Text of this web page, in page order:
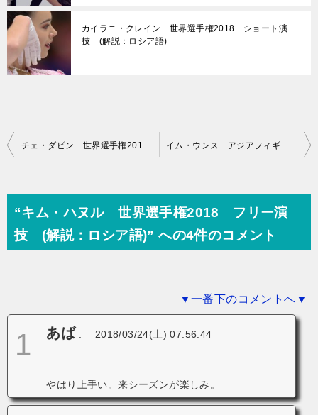
カイラニ・クレイン 世界選手権2018 ショート演
技 (解説：ロシア語)
投
ビ
ゲ
チェ・ダビン 世界選手権2018 ショート演技 (解説：ロシア語) イム・ウンス アジアフィギュア杯2018 ショート演技 (解説：なし)
“キム・ハヌル 世界選手権2018 フリー演
技 (解説：ロシア語)” への4件のコメント
▼一番下のコメントへ▼
1 あば : 2018/03/24(土) 07:56:44
やはり上手い。来シーズンが楽しみ。